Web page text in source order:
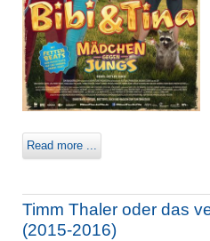
Read more ...
Timm Thaler oder das
(2015-2016)